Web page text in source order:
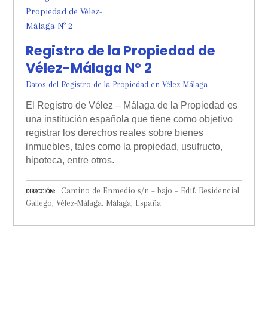
Registro de la Propiedad de
Vélez-Málaga Nº 2
Datos del Registro de la Propiedad en Vélez-Málaga
El Registro de Vélez – Málaga de la Propiedad es
una institución española que tiene como objetivo
registrar los derechos reales sobre bienes
inmuebles, tales como la propiedad, usufructo,
hipoteca, entre otros.
DIRECCIÓN
Camino de Enmedio s/n – bajo – Edif. Residencial
Gallego, Vélez-Málaga, Málaga, España